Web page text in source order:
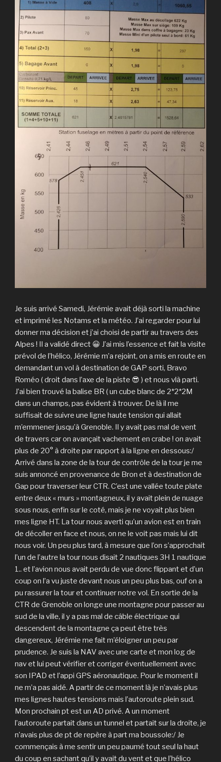
Je suis arrivé Samedi, Jérémie avait déjà sorti la machine
et imprimé les Notams et la météo. J’ai regarder pour lui
donner ma décision et j’ai choisi de partir au travers des
Alpes ! Il a validé direct 😀 J’ai mis l’essence et fait la visite
prévol de l’hélico, Jérémie m’a rejoint, on a mis en route en
demandant un vol à destination de GAP sorti, Bravo
Roméo ( droit dans l’axe de la piste 😎 ) et nous vlà parti.
J’ai bien trouvé la balise BR ( un cube blanc de 2*2*2M
dans un champs, pas évident à trouver. De là il me
suffisait de suivre une ligne haute tension qui allait
m’emmener jusqu’à Grenoble. Il y avait pas mal de vent
de travers car on avançait vachement en crabe ! on avait
plus de 20° à droite par rapport à la ligne en dessous:/
Arrivé dans la zone de la tour de contrôle de la tour je me
suis annoncé en provenance de Bron et à destination de
Gap pour traverser leur CTR. C’est une vallée toute plate
entre deux « murs » montagneux, il y avait plein de nuage
sous nous, enfin sur le coté, mais je ne voyait plus bien
mes ligne HT. La tour nous averti qu’un avion est en train
de décoller en face et nous, on ne le voit pas mais lui dit
nous voir. Un peu plus tard, à mesure que l’on s’approchait
l’un de l’autre la tour nous disait 2 nautiques 3H 1 nautique
1.. et l’avion nous avait perdu de vue donc flippant et d’un
coup on l’a vu juste devant nous un peu plus bas, ouf on a
pu rassurer la tour et continuer notre vol. En sortie de la
CTR de Grenoble on longe une montagne pour passer au
sud de la ville, il y a pas mal de câble électrique qui
descendent de la montagne ça peut être très
dangereux, Jérémie me fait m’éloigner un peu par
prudence. Je suis la NAV avec une carte et mon log de
nav et lui peut vérifier et corriger éventuellement avec
son IPAD et l’appi GPS aéronautique. Pour le moment il
ne m’a pas aidé. A partir de ce moment là je n’avais plus
mes lignes hautes tensions mais l’autoroute plein sud.
Mon prochain pt est un AD privé. A un moment
l’autoroute partait dans un tunnel et partait sur la droite, je
n’avais plus de pt de repère à part ma boussole:/ Je
commençais à me sentir un peu paumé tout seul la haut
du coup en sachant qu’il y avait du vent et que l’hélico